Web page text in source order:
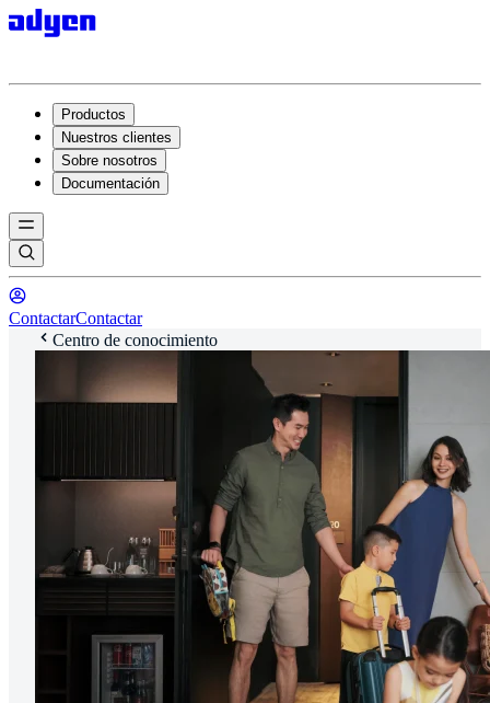
Productos
Nuestros clientes
Sobre nosotros
Documentación
ContactarContactar
Centro de conocimiento